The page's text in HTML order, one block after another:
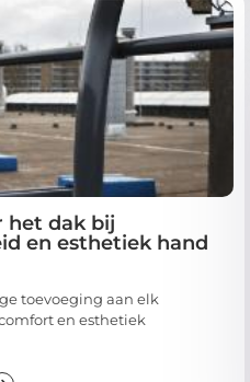
het dak bij
en esthetiek hand
toevoeging aan elk
en esthetiek